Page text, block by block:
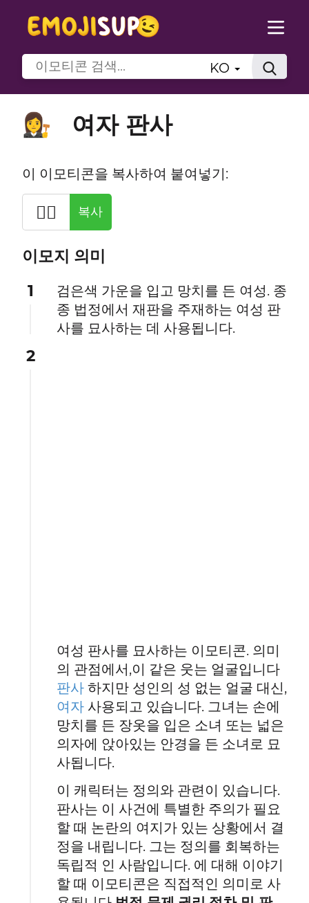
KO
👩‍⚖️ 여자 판사
이 이모티콘을 복사하여 붙여넣기:
👩‍⚖️ 복사
이모지 의미
1
검은색 가운을 입고 망치를 든 여성. 종
종 법정에서 재판을 주재하는 여성 판
사를 묘사하는 데 사용됩니다.
2
여성 판사를 묘사하는 이모티콘. 의미
의 관점에서,이 같은 웃는 얼굴입니다
판사 하지만 성인의 성 없는 얼굴 대신,
여자 사용되고 있습니다. 그녀는 손에
망치를 든 장옷을 입은 소녀 또는 넓은
의자에 앉아있는 안경을 든 소녀로 묘
사됩니다.
이 캐릭터는 정의와 관련이 있습니다.
판사는 이 사건에 특별한 주의가 필요
할 때 논란의 여지가 있는 상황에서 결
정을 내립니다. 그는 정의를 회복하는
독립적 인 사람입니다. 에 대해 이야기
할 때 이모티콘은 직접적인 의미로 사